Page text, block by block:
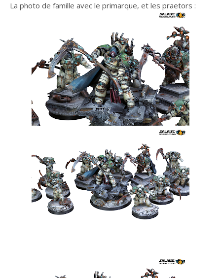
La photo de famille avec le primarque, et les praetors :